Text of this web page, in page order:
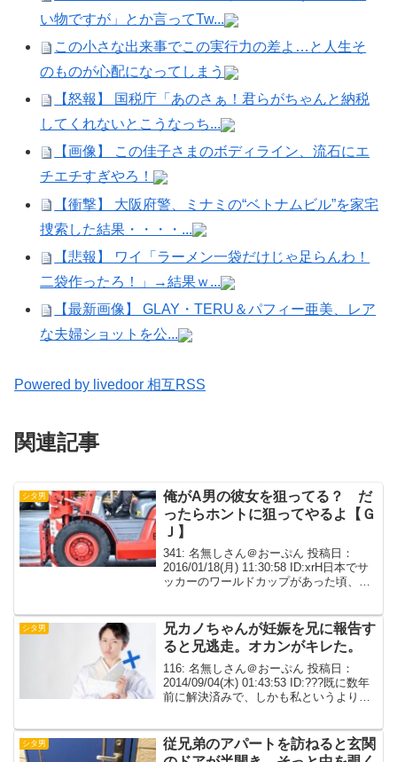
い物ですが」とか言ってTw...
この小さな出来事でこの実行力の差よ…と人生そ
のものが心配になってしまう
【怒報】 国税庁「あのさぁ！君らがちゃんと納税
してくれないとこうなっち...
【画像】 この佳子さまのボディライン、流石にエ
チエチすぎやろ！
【衝撃】 大阪府警、ミナミの“ベトナムビル”を家宅
捜索した結果・・・・...
【悲報】 ワイ「ラーメン一袋だけじゃ足らんわ！
二袋作ったろ！」→結果ｗ...
【最新画像】 GLAY・TERU＆パフィー亜美、レア
な夫婦ショットを公...
Powered by livedoor 相互RSS
関連記事
シタ男
俺がA男の彼女を狙ってる？ だ
ったらホントに狙ってやるよ【Ｇ
Ｊ】
341: 名無しさん＠おーぷん 投稿日：
2016/01/18(月) 11:30:58 ID:xrH日本でサ
ッカーのワールドカップがあった頃、俺
女10人ずつの20人。同僚...
シタ男
兄カノちゃんが妊娠を兄に報告す
ると兄逃走。オカンがキレた。
116: 名無しさん＠おーぷん 投稿日：
2014/09/04(木) 01:43:53 ID:???既に数年
前に解決済みで、しかも私というより兄
に産業でまとめると…頭とま...
シタ男
従兄弟のアパートを訪ねると玄関